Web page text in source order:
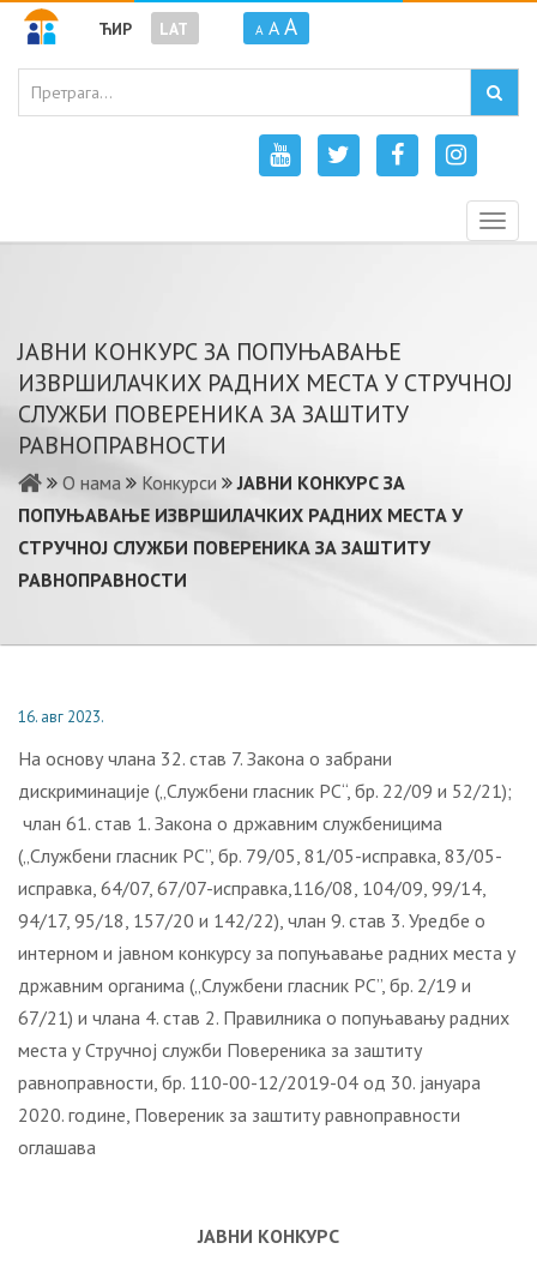
ЋИР LAT A A A
ЈАВНИ КОНКУРС ЗА ПОПУЊАВАЊЕ
ИЗВРШИЛАЧКИХ РАДНИХ МЕСТА У СТРУЧНОЈ
СЛУЖБИ ПОВЕРЕНИКА ЗА ЗАШТИТУ
РАВНОПРАВНОСТИ
О нама Конкурси
ЈАВНИ КОНКУРС ЗА
ПОПУЊАВАЊЕ ИЗВРШИЛАЧКИХ РАДНИХ МЕСТА У
СТРУЧНОЈ СЛУЖБИ ПОВЕРЕНИКА ЗА ЗАШТИТУ
РАВНОПРАВНОСТИ
16. авг 2023.
На основу члана 32. став 7. Закона о забрани
дискриминације („Службени гласник РС“, бр. 22/09 и 52/21);
члан 61. став 1. Закона о државним службеницима
(„Службени гласник РС”, бр. 79/05, 81/05-исправка, 83/05-
исправка, 64/07, 67/07-исправка,116/08, 104/09, 99/14,
94/17, 95/18, 157/20 и 142/22), члан 9. став 3. Уредбе о
интерном и јавном конкурсу за попуњавање радних места у
државним органима („Службени гласник РС”, бр. 2/19 и
67/21) и члана 4. став 2. Правилника о попуњавању радних
места у Стручној служби Повереника за заштиту
равноправности, бр. 110-00-12/2019-04 од 30. јануара
2020. године, Повереник за заштиту равноправности
оглашава
ЈАВНИ КОНКУРС